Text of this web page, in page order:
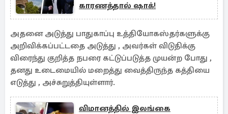
காரணத்தால் ஷாக்!
அதனை அடுத்து பாதுகாப்பு உத்தியோகஸ்தர்களுக்கு
அறிவிக்கப்பட்டதை அடுத்து , அவர்கள் விடுதிக்கு
விரைந்து குறித்த நபரை கட்டுப்படுத்த முயன்ற போது ,
தனது உடைமையில் மறைத்து வைத்திருந்த கத்தியை
எடுத்து , அச்சுறுத்தியுள்ளார்.
விமானத்தில் இலங்கை